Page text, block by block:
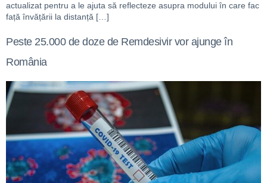
actualizat pentru a le ajuta să reflecteze asupra modului în care fac
față învățării la distanță […]
Peste 25.000 de doze de Remdesivir vor ajunge în
România